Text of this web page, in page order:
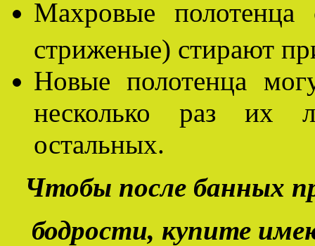
Махровые
стриженые) стирают
Новые полотенца
несколько раз их
остальных.
Чтобы после банных
бодрости, купите